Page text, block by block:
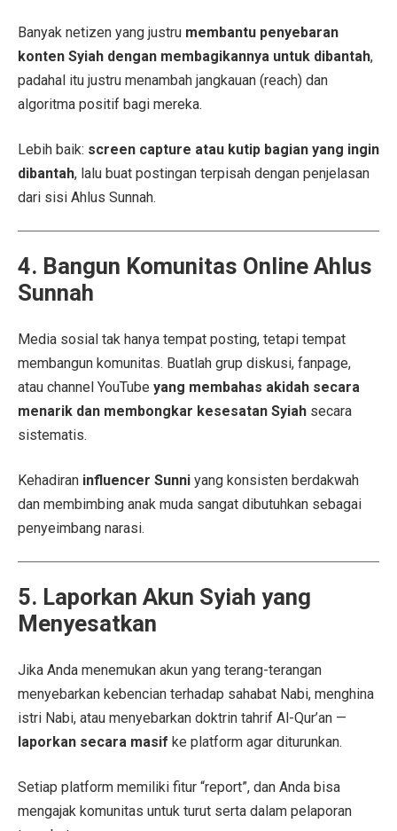
Banyak netizen yang justru membantu penyebaran
konten Syiah dengan membagikannya untuk dibantah,
padahal itu justru menambah jangkauan (reach) dan
algoritma positif bagi mereka.
Lebih baik: screen capture atau kutip bagian yang ingin
dibantah, lalu buat postingan terpisah dengan penjelasan
dari sisi Ahlus Sunnah.
4. Bangun Komunitas Online Ahlus
Sunnah
Media sosial tak hanya tempat posting, tetapi tempat
membangun komunitas. Buatlah grup diskusi, fanpage,
atau channel YouTube yang membahas akidah secara
menarik dan membongkar kesesatan Syiah secara
sistematis.
Kehadiran influencer Sunni yang konsisten berdakwah
dan membimbing anak muda sangat dibutuhkan sebagai
penyeimbang narasi.
5. Laporkan Akun Syiah yang
Menyesatkan
Jika Anda menemukan akun yang terang-terangan
menyebarkan kebencian terhadap sahabat Nabi, menghina
istri Nabi, atau menyebarkan doktrin tahrif Al-Qur’an —
laporkan secara masif ke platform agar diturunkan.
Setiap platform memiliki fitur “report”, dan Anda bisa
mengajak komunitas untuk turut serta dalam pelaporan